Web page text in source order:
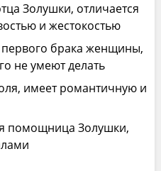
Золушки, отличается
и жестокостью
первого брака женщины,
не умеют делать
имеет романтичную и
помощница Золушки,